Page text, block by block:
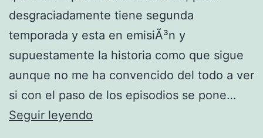
desgraciadamente tiene segunda
temporada y esta en emisiÃ³n y
supuestamente la historia como que sigue
aunque no me ha convencido del todo a ver
si con el paso de los episodios se pone…
Seguir leyendo